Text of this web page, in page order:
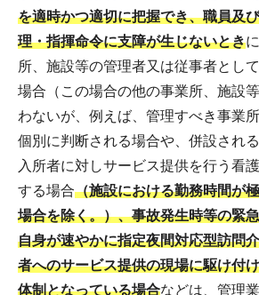
を適時かつ適切に把握でき、職員及
理・指揮命令に支障が生じないとき
所、施設等の管理者又は従事者とし
場合（この場合の他の事業所、施設
わないが、例えば、管理すべき事業
個別に判断される場合や、併設され
入所者に対しサービス提供を行う看
する場合（施設における勤務時間が
場合を除く。）、事故発生時等の緊
自身が速やかに指定夜間対応型訪問
者へのサービス提供の現場に駆け付
体制となっている場合などは、管理